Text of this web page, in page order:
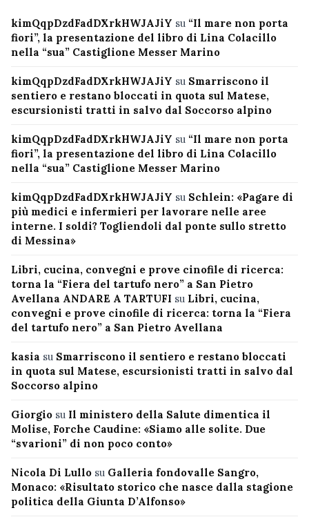
kimQqpDzdFadDXrkHWJAJiY su “Il mare non porta
fiori”, la presentazione del libro di Lina Colacillo
nella “sua” Castiglione Messer Marino
kimQqpDzdFadDXrkHWJAJiY su Smarriscono il
sentiero e restano bloccati in quota sul Matese,
escursionisti tratti in salvo dal Soccorso alpino
kimQqpDzdFadDXrkHWJAJiY su “Il mare non porta
fiori”, la presentazione del libro di Lina Colacillo
nella “sua” Castiglione Messer Marino
kimQqpDzdFadDXrkHWJAJiY su Schlein: «Pagare di
più medici e infermieri per lavorare nelle aree
interne. I soldi? Togliendoli dal ponte sullo stretto
di Messina»
Libri, cucina, convegni e prove cinofile di ricerca:
torna la “Fiera del tartufo nero” a San Pietro
Avellana ANDARE A TARTUFI su Libri, cucina,
convegni e prove cinofile di ricerca: torna la “Fiera
del tartufo nero” a San Pietro Avellana
kasia su Smarriscono il sentiero e restano bloccati
in quota sul Matese, escursionisti tratti in salvo dal
Soccorso alpino
Giorgio su Il ministero della Salute dimentica il
Molise, Forche Caudine: «Siamo alle solite. Due
“svarioni” di non poco conto»
Nicola Di Lullo su Galleria fondovalle Sangro,
Monaco: «Risultato storico che nasce dalla stagione
politica della Giunta D’Alfonso»